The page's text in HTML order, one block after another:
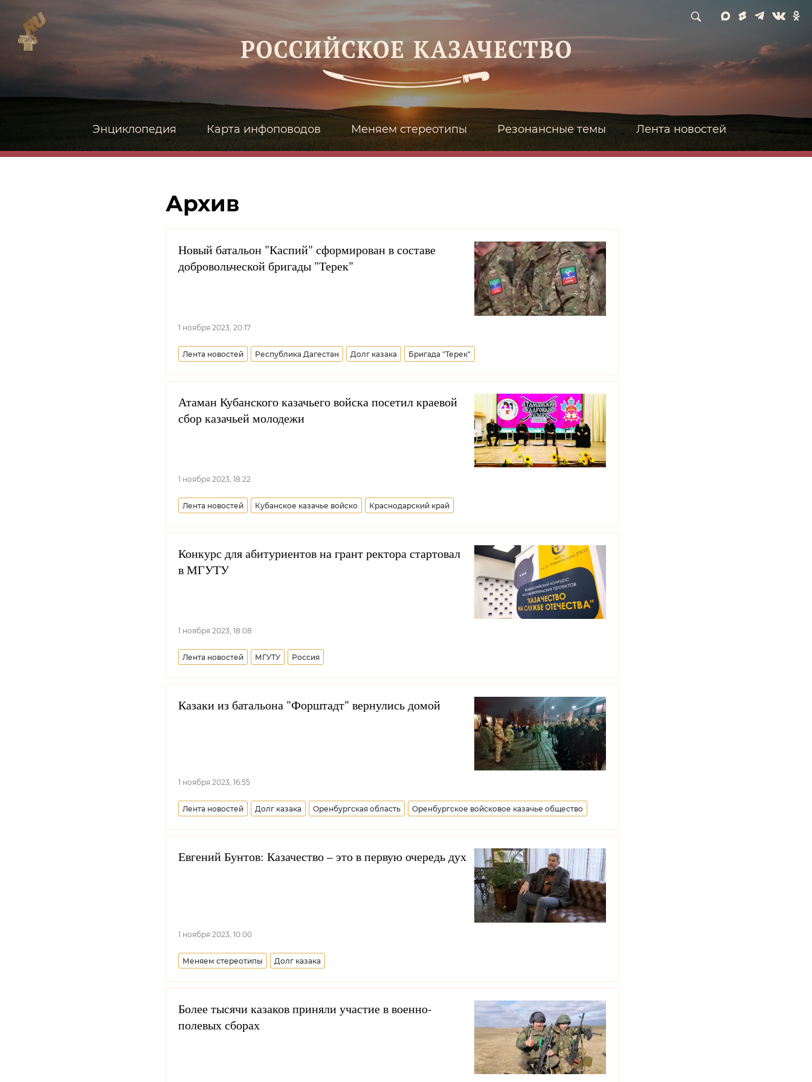
Энциклопедия Карта инфоповодов Меняем стереотипы Резонансные темы Лента новостей
Архив
Новый батальон "Каспий" сформирован в составе
добровольческой бригады "Терек"
1 ноября 2023, 20:17
Лента новостей Республика Дагестан Долг казака Бригада "Терек"
Атаман Кубанского казачьего войска посетил краевой
сбор казачьей молодежи
1 ноября 2023, 18:22
Лента новостей Кубанское казачье войско Краснодарский край
Конкурс для абитуриентов на грант ректора стартовал
в МГУТУ
1 ноября 2023, 18:08
Лента новостей МГУТУ Россия
Казаки из батальона "Форштадт" вернулись домой
1 ноября 2023, 16:55
Лента новостей Долг казака Оренбургская область Оренбургское войсковое казачье общество
Евгений Бунтов: Казачество – это в первую очередь дух
1 ноября 2023, 10:00
Меняем стереотипы Долг казака
Более тысячи казаков приняли участие в военно-
полевых сборах